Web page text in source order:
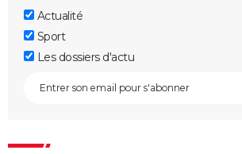
Actualité
Sport
Les dossiers d'actu